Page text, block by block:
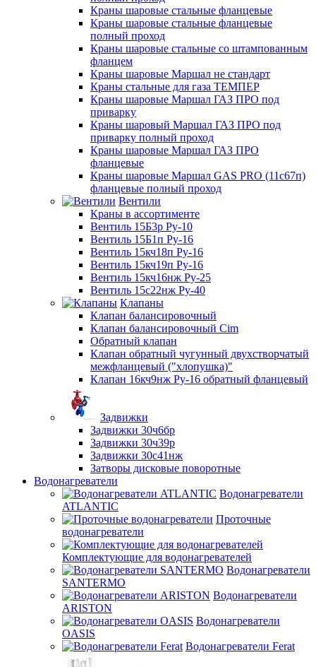
Краны шаровые стальные фланцевые
Краны шаровые стальные фланцевые
полный проход
Краны шаровые стальные со штампованным
фланцем
Краны шаровые Маршал не стандарт
Краны стальные для газа ТЕМПЕР
Краны шаровые Маршал ГАЗ ПРО под
приварку
Краны шаровый Маршал ГАЗ ПРО под
приварку полный проход
Краны шаровые Маршал ГАЗ ПРО
фланцевые
Краны шаровые Маршал GAS PRO (11с67п)
фланцевые полный проход
Вентили
Краны в ассортименте
Вентиль 15Б3р Ру-10
Вентиль 15Б1п Ру-16
Вентиль 15кч18п Ру-16
Вентиль 15кч19п Ру-16
Вентиль 15кч16нж Ру-25
Вентиль 15с22нж Ру-40
Клапаны
Клапан балансировочный
Клапан балансировочный Cim
Обратный клапан
Клапан обратный чугунный двухстворчатый
межфланцевый ("хлопушка)"
Клапан 16кч9нж Ру-16 обратный фланцевый
Задвижки
Задвижки 30ч6бр
Задвижки 30ч39р
Задвижки 30с41нж
Затворы дисковые поворотные
Водонагреватели
Водонагреватели
ATLANTIC
Проточные
водонагреватели
Комплектующие для водонагревателей
Водонагреватели
SANTERMO
Водонагреватели
ARISTON
Водонагреватели
OASIS
Водонагреватели Ferat